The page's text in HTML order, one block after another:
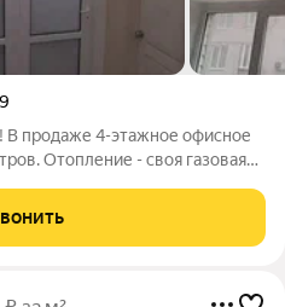
9
В продаже 4-этажное офисное
Отопление - своя газовая
Участок в собственности.